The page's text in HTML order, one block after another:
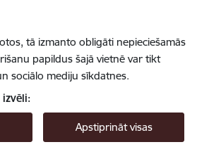
tā izmanto obligāti nepieciešamās
papildus šajā vietnē var tikt
sociālo mediju sīkdatnes.
izvēli:
Apstiprināt visas